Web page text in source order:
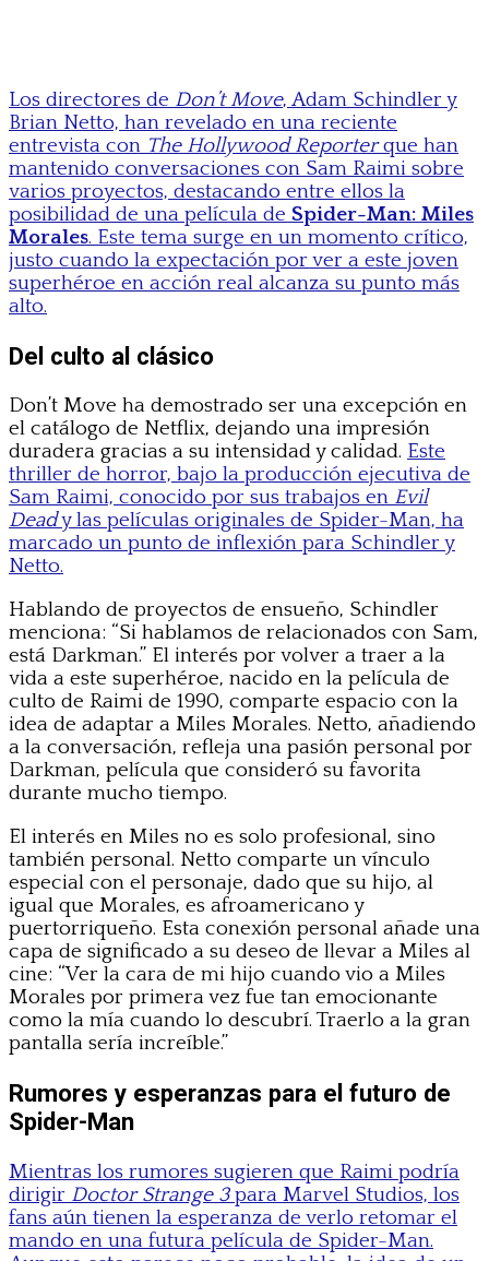
Los directores de Don’t Move, Adam Schindler y
Brian Netto, han revelado en una reciente
entrevista con The Hollywood Reporterque han
mantenido conversaciones con Sam Raimi sobre
varios proyectos, destacando entre ellos la
posibilidad de una película de Spider-Man: Miles
Morales. Este tema surge en un momento crítico,
justo cuando la expectación por ver a este joven
superhéroe en acción real alcanza su punto más
alto.
Del culto al clásico
Don’t Move ha demostrado ser una excepción en
el catálogo de Netflix, dejando una impresión
duradera gracias a su intensidad y calidad. Este
thriller de horror, bajo la producción ejecutiva de
Sam Raimi, conocido por sus trabajos en Evil
Deady las películas originales de Spider-Man, ha
marcado un punto de inflexión para Schindler y
Netto.
Hablando de proyectos de ensueño, Schindler
menciona: “Si hablamos de relacionados con Sam,
está Darkman.” El interés por volver a traer a la
vida a este superhéroe, nacido en la película de
culto de Raimi de 1990, comparte espacio con la
idea de adaptar a Miles Morales. Netto, añadiendo
a la conversación, refleja una pasión personal por
Darkman, película que consideró su favorita
durante mucho tiempo.
El interés en Miles no es solo profesional, sino
también personal. Netto comparte un vínculo
especial con el personaje, dado que su hijo, al
igual que Morales, es afroamericano y
puertorriqueño. Esta conexión personal añade una
capa de significado a su deseo de llevar a Miles al
cine: “Ver la cara de mi hijo cuando vio a Miles
Morales por primera vez fue tan emocionante
como la mía cuando lo descubrí. Traerlo a la gran
pantalla sería increíble.”
Rumores y esperanzas para el futuro de
Spider-Man
Mientras los rumores sugieren que Raimi podría
dirigir Doctor Strange 3para Marvel Studios, los
fans aún tienen la esperanza de verlo retomar el
mando en una futura película de Spider-Man.